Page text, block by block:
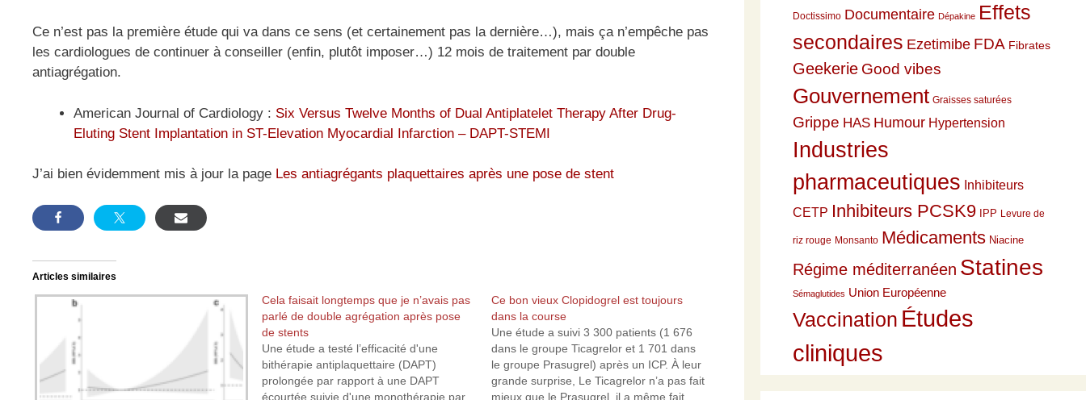
Ce n’est pas la première étude qui va dans ce sens (et certainement pas la dernière…), mais ça n’empêche pas
les cardiologues de continuer à conseiller (enfin, plutôt imposer…) 12 mois de traitement par double
antiagrégation.
American Journal of Cardiology : Six Versus Twelve Months of Dual Antiplatelet Therapy After Drug-
Eluting Stent Implantation in ST-Elevation Myocardial Infarction – DAPT-STEMI
J’ai bien évidemment mis à jour la page Les antiagrégants plaquettaires après une pose de stent
Articles similaires
Cela faisait longtemps que je n’avais pas
parlé de double agrégation après pose
de stents
Une étude a testé l’efficacité d'une
bithérapie antiplaquettaire (DAPT)
prolongée par rapport à une DAPT
écourtée suivie d'une monothérapie par
Ce bon vieux Clopidogrel est toujours
dans la course
Une étude a suivi 3 300 patients (1 676
dans le groupe Ticagrelor et 1 701 dans
le groupe Prasugrel) après un ICP. À leur
grande surprise, Le Ticagrelor n’a pas fait
mieux que le Prasugrel, il a même fait
Doctissimo Documentaire Dépakine Effets
secondaires Ezetimibe FDA Fibrates
Geekerie Good vibes
Gouvernement Graisses saturées
Grippe HAS Humour Hypertension
Industries
pharmaceutiques Inhibiteurs
CETP Inhibiteurs PCSK9 IPP Levure de
riz rouge Monsanto Médicaments Niacine
Régime méditerranéen Statines
Sémaglutides Union Européenne
Vaccination Études
cliniques